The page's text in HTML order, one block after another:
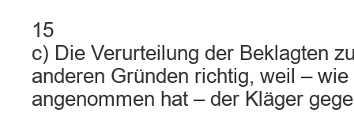
15
c) Die Verurteilung der Beklagten
anderen Gründen richtig, weil –
angenommen hat – der Kläger